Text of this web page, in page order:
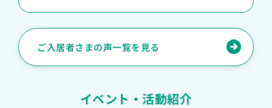
ご入居者さまの声一覧を見る
イベント・活動紹介